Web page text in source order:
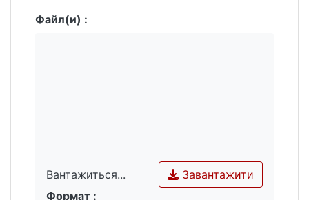
Файл(и) :
Вантажиться...
Вантажиться...
Завантажити
Формат :